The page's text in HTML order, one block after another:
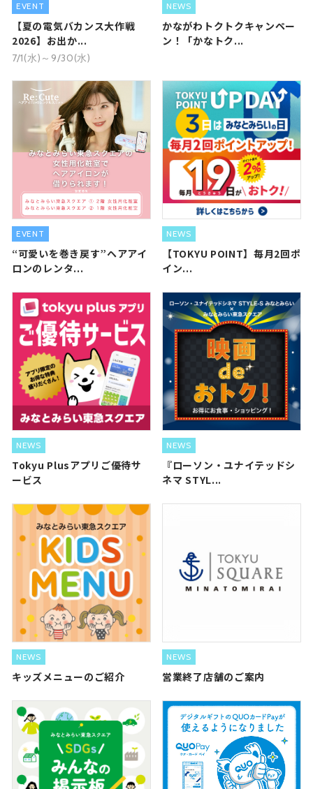
EVENT
【夏の電気バカンス大作戦
2026】お出か...
7/1(水)～9/30(水)
NEWS
かながわトクトクキャンペー
ン！「かなトク...
EVENT
“可愛いを巻き戻す”ヘアアイ
ロンのレンタ...
NEWS
【TOKYU POINT】毎月2回ポ
イン...
NEWS
Tokyu Plusアプリご優待サ
ービス
NEWS
『ローソン・ユナイテッドシ
ネマ STYL...
NEWS
キッズメニューのご紹介
NEWS
営業終了店舗のご案内